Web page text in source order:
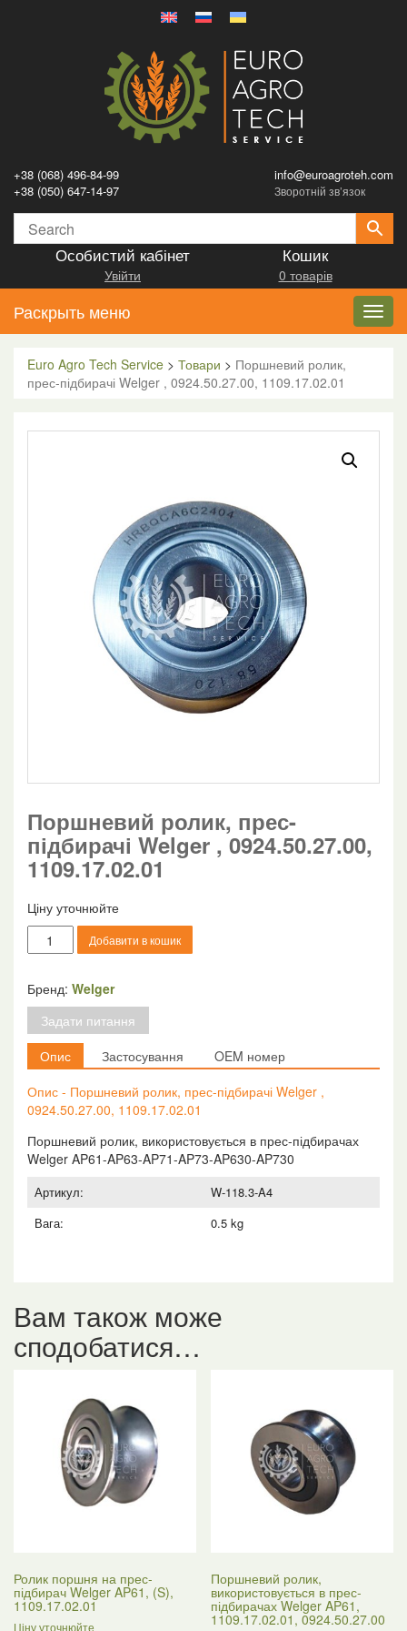
+38 (068) 496-84-99
+38 (050) 647-14-97
info@euroagroteh.com
Зворотній зв’язок
Особистий кабінет
Увійти
Кошик
0 товарів
Раскрыть меню
Euro Agro Tech Service > Товари > Поршневий ролик,
прес-підбирачі Welger , 0924.50.27.00, 1109.17.02.01
Поршневий ролик, прес-
підбирачі Welger , 0924.50.27.00,
1109.17.02.01
Ціну уточнюйте
Поршневий
ролик,
підбирачі
Welger
0924.50.27.00,
1109.17.02.01
Добавити в кошик
Бренд: Welger
Задати питання
Опис
Застосування
OEM номер
Опис - Поршневий ролик, прес-підбирачі Welger ,
0924.50.27.00, 1109.17.02.01
Поршневий ролик, використовується в прес-підбирачах
Welger AP61-AP63-AP71-AP73-AP630-AP730
Артикул:
W-118.3-A4
Вага:
0.5 kg
Вам також може
сподобатися…
Ролик поршня на прес-
підбирач Welger AP61, (S),
1109.17.02.01
Ціну уточнюйте
Поршневий ролик,
використовується в прес-
підбирачах Welger AP61,
1109.17.02.01, 0924.50.27.00